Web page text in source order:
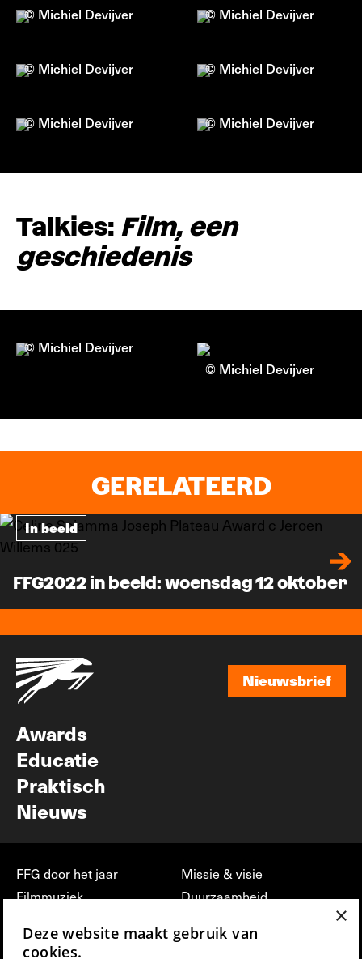
© Michiel Devijver © Michiel Devijver
© Michiel Devijver © Michiel Devijver
© Michiel Devijver © Michiel Devijver
Talkies: Film, een
geschiedenis
© Michiel Devijver
© Michiel Devijver
GERELATEERD
In beeld
FFG2022 in beeld: woensdag 12 oktober
Nieuwsbrief
Awards
Educatie
Praktisch
Nieuws
FFG door het jaar
Filmmuziek
Press & Industry
Missie & visie
Duurzaamheid
vrijwilligerswerk bij FFG
×
Deze website maakt gebruik van
cookies.